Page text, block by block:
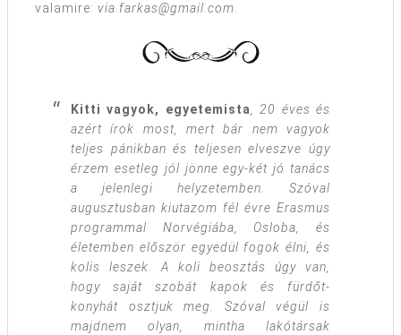
valamire: via.farkas@gmail.com.
Kitti vagyok, egyetemista, 20 éves és
azért írok most, mert bár nem vagyok
teljes pánikban és teljesen elveszve úgy
érzem esetleg jól jönne egy-két jó tanács
a jelenlegi helyzetemben. Szóval
augusztusban kiutazom fél évre Erasmus
programmal Norvégiába, Osloba, és
életemben először egyedül fogok élni, és
kolis leszek. A koli beosztás úgy van,
hogy saját szobát kapok és fürdőt-
konyhát osztjuk meg. Szóval végül is
majdnem olyan, mintha lakótársak